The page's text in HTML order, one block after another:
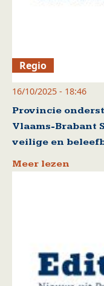
Regio
16/10/2025 - 18:46
Provincie
Vlaams-Brabant
veilige en
Meer lezen